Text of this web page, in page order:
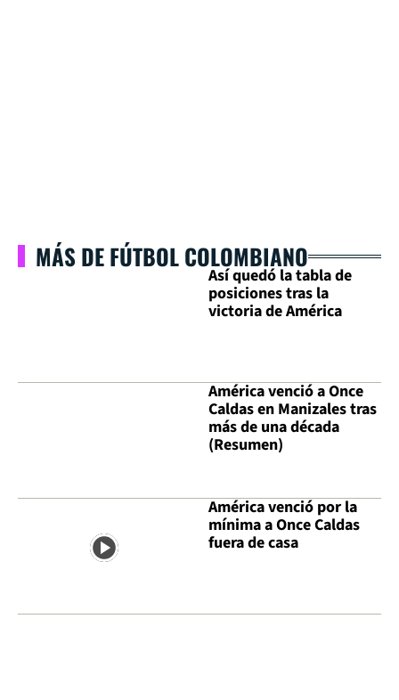
MÁS DE FÚTBOL COLOMBIANO
Así quedó la tabla de
posiciones tras la
victoria de América
América venció a Once
Caldas en Manizales tras
más de una década
(Resumen)
América venció por la
mínima a Once Caldas
fuera de casa